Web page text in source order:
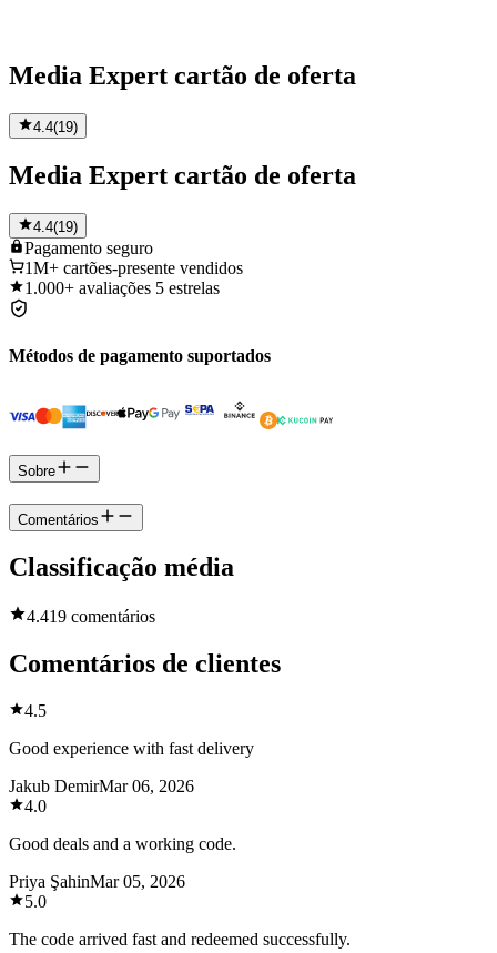
Media Expert cartão de oferta
4.4(19)
Media Expert cartão de oferta
4.4(19)
Pagamento seguro
1M+ cartões-presente vendidos
1.000+ avaliações 5 estrelas
Métodos de pagamento suportados
Sobre
Comentários
Classificação média
4.419 comentários
Comentários de clientes
4.5
Good experience with fast delivery
Jakub DemirMar 06, 2026
4.0
Good deals and a working code.
Priya ŞahinMar 05, 2026
5.0
The code arrived fast and redeemed successfully.